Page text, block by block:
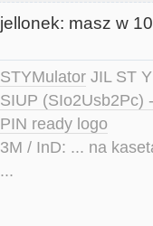
jellonek: masz w
STYMulator JIL ST
SIUP (SIo2Usb2Pc)
PIN ready logo
3M / InD: ... na
...